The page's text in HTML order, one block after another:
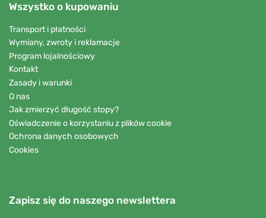
Wszystko o kupowaniu
Transport i płatności
Wymiany, zwroty i reklamacje
Program lojalnościowy
Kontakt
Zasady i warunki
O nas
Jak zmierzyć długość stopy?
Oświadczenie o korzystaniu z plików cookie
Ochrona danych osobowych
Cookies
Zapisz się do naszego newslettera